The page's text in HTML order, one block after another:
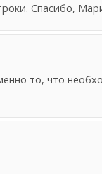
Спасибо,
то, что